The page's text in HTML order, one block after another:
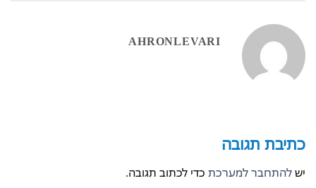
AHRONLEVARI
כתיבת תגובה
ישלהתחבר למערכת כדי לכתוב תגובה.